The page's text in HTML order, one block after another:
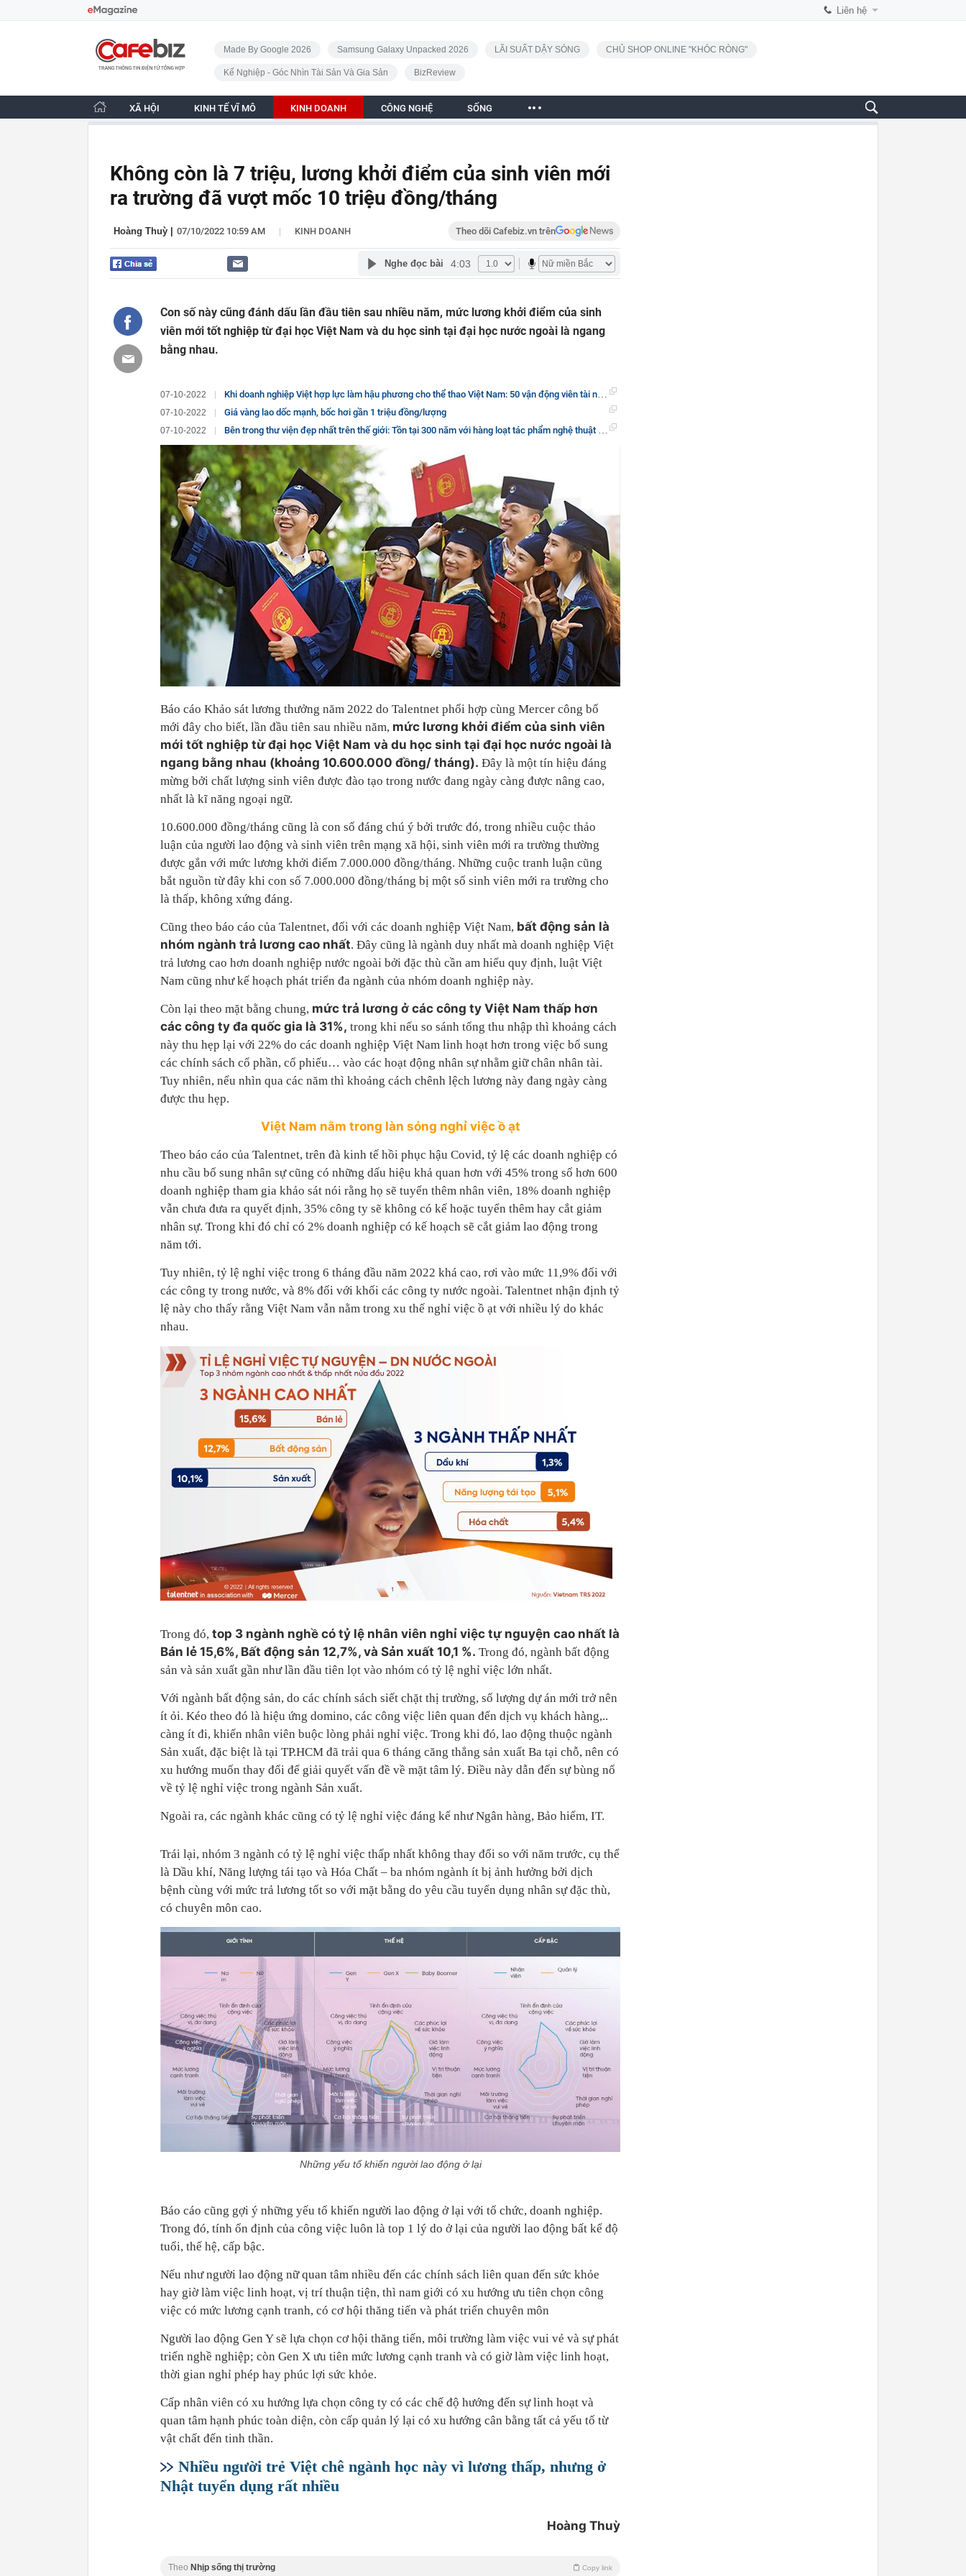
Liên hệ
CafeBiz - Trang chủ
Made By Google 2026 Samsung Galaxy Unpacked 2026 LÃI SUẤT DẬY SÓNG CHỦ SHOP ONLINE "KHÓC RÒNG"
Kế Nghiệp - Góc Nhìn Tài Sản Và Gia Sản BizReview
XÃ HỘI KINH TẾ VĨ MÔ KINH DOANH CÔNG NGHỆ SỐNG
Không còn là 7 triệu, lương khởi điểm của sinh viên mới
ra trường đã vượt mốc 10 triệu đồng/tháng
Hoàng Thuỳ 07/10/2022 10:59 AM | KINH DOANH Theo dõi Cafebiz.vn trên
Nghe đọc bài 4:03
Con số này cũng đánh dấu lần đầu tiên sau nhiều năm, mức lương khởi điểm của sinh
viên mới tốt nghiệp từ đại học Việt Nam và du học sinh tại đại học nước ngoài là ngang
bằng nhau.
07-10-2022 Khi doanh nghiệp Việt hợp lực làm hậu phương cho thể thao Việt Nam: 50 vận động viên tài năng vừa được tài trợ 5 tỷ đồng
07-10-2022 Giá vàng lao dốc mạnh, bốc hơi gần 1 triệu đồng/lượng
07-10-2022 Bên trong thư viện đẹp nhất trên thế giới: Tồn tại 300 năm với hàng loạt tác phẩm nghệ thuật ở mọi ngóc ngách
Báo cáo Khảo sát lương thưởng năm 2022 do Talentnet phối hợp cùng Mercer công bố
mới đây cho biết, lần đầu tiên sau nhiều năm, mức lương khởi điểm của sinh viên
mới tốt nghiệp từ đại học Việt Nam và du học sinh tại đại học nước ngoài là
ngang bằng nhau (khoảng 10.600.000 đồng/ tháng). Đây là một tín hiệu đáng
mừng bởi chất lượng sinh viên được đào tạo trong nước đang ngày càng được nâng cao,
nhất là kĩ năng ngoại ngữ.
10.600.000 đồng/tháng cũng là con số đáng chú ý bởi trước đó, trong nhiều cuộc thảo
luận của người lao động và sinh viên trên mạng xã hội, sinh viên mới ra trường thường
được gắn với mức lương khởi điểm 7.000.000 đồng/tháng. Những cuộc tranh luận cũng
bắt nguồn từ đây khi con số 7.000.000 đồng/tháng bị một số sinh viên mới ra trường cho
là thấp, không xứng đáng.
Cũng theo báo cáo của Talentnet, đối với các doanh nghiệp Việt Nam, bất động sản là
nhóm ngành trả lương cao nhất. Đây cũng là ngành duy nhất mà doanh nghiệp Việt
trả lương cao hơn doanh nghiệp nước ngoài bởi đặc thù cần am hiểu quy định, luật Việt
Nam cũng như kế hoạch phát triển đa ngành của nhóm doanh nghiệp này.
Còn lại theo mặt bằng chung, mức trả lương ở các công ty Việt Nam thấp hơn
các công ty đa quốc gia là 31%, trong khi nếu so sánh tổng thu nhập thì khoảng cách
này thu hẹp lại với 22% do các doanh nghiệp Việt Nam linh hoạt hơn trong việc bổ sung
các chính sách cổ phần, cổ phiếu… vào các hoạt động nhân sự nhằm giữ chân nhân tài.
Tuy nhiên, nếu nhìn qua các năm thì khoảng cách chênh lệch lương này đang ngày càng
được thu hẹp.
Việt Nam nằm trong làn sóng nghỉ việc ồ ạt
Theo báo cáo của Talentnet, trên đà kinh tế hồi phục hậu Covid, tỷ lệ các doanh nghiệp có
nhu cầu bổ sung nhân sự cũng có những dấu hiệu khả quan hơn với 45% trong số hơn 600
doanh nghiệp tham gia khảo sát nói rằng họ sẽ tuyển thêm nhân viên, 18% doanh nghiệp
vẫn chưa đưa ra quyết định, 35% công ty sẽ không có kế hoặc tuyển thêm hay cắt giảm
nhân sự. Trong khi đó chỉ có 2% doanh nghiệp có kế hoạch sẽ cắt giảm lao động trong
năm tới.
Tuy nhiên, tỷ lệ nghỉ việc trong 6 tháng đầu năm 2022 khá cao, rơi vào mức 11,9% đối với
các công ty trong nước, và 8% đối với khối các công ty nước ngoài. Talentnet nhận định tỷ
lệ này cho thấy rằng Việt Nam vẫn nằm trong xu thế nghỉ việc ồ ạt với nhiều lý do khác
nhau.
Trong đó, top 3 ngành nghề có tỷ lệ nhân viên nghỉ việc tự nguyện cao nhất là
Bán lẻ 15,6%, Bất động sản 12,7%, và Sản xuất 10,1 %. Trong đó, ngành bất động
sản và sản xuất gần như lần đầu tiên lọt vào nhóm có tỷ lệ nghỉ việc lớn nhất.
Với ngành bất động sản, do các chính sách siết chặt thị trường, số lượng dự án mới trở nên
ít ỏi. Kéo theo đó là hiệu ứng domino, các công việc liên quan đến dịch vụ khách hàng,..
càng ít đi, khiến nhân viên buộc lòng phải nghỉ việc. Trong khi đó, lao động thuộc ngành
Sản xuất, đặc biệt là tại TP.HCM đã trải qua 6 tháng căng thẳng sản xuất Ba tại chỗ, nên có
xu hướng muốn thay đổi để giải quyết vấn đề về mặt tâm lý. Điều này dẫn đến sự bùng nổ
về tỷ lệ nghỉ việc trong ngành Sản xuất.
Ngoài ra, các ngành khác cũng có tỷ lệ nghỉ việc đáng kể như Ngân hàng, Bảo hiểm, IT.
Trái lại, nhóm 3 ngành có tỷ lệ nghỉ việc thấp nhất không thay đổi so với năm trước, cụ thể
là Dầu khí, Năng lượng tái tạo và Hóa Chất – ba nhóm ngành ít bị ảnh hưởng bởi dịch
bệnh cùng với mức trả lương tốt so với mặt bằng do yêu cầu tuyển dụng nhân sự đặc thù,
có chuyên môn cao.
Những yếu tố khiến người lao động ở lại
Báo cáo cũng gợi ý những yếu tố khiến người lao động ở lại với tổ chức, doanh nghiệp.
Trong đó, tính ổn định của công việc luôn là top 1 lý do ở lại của người lao động bất kể độ
tuổi, thế hệ, cấp bậc.
Nếu như người lao động nữ quan tâm nhiều đến các chính sách liên quan đến sức khỏe
hay giờ làm việc linh hoạt, vị trí thuận tiện, thì nam giới có xu hướng ưu tiên chọn công
việc có mức lương cạnh tranh, có cơ hội thăng tiến và phát triển chuyên môn
Người lao động Gen Y sẽ lựa chọn cơ hội thăng tiến, môi trường làm việc vui vẻ và sự phát
triển nghề nghiệp; còn Gen X ưu tiên mức lương cạnh tranh và có giờ làm việc linh hoạt,
thời gian nghỉ phép hay phúc lợi sức khỏe.
Cấp nhân viên có xu hướng lựa chọn công ty có các chế độ hướng đến sự linh hoạt và
quan tâm hạnh phúc toàn diện, còn cấp quản lý lại có xu hướng cân bằng tất cả yếu tố từ
vật chất đến tinh thần.
Nhiều người trẻ Việt chê ngành học này vì lương thấp, nhưng ở
Nhật tuyển dụng rất nhiều
Hoàng Thuỳ
Theo Nhịp sống thị trường Copy link